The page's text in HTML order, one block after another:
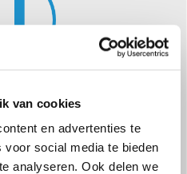
van cookies
en advertenties te
social media te bieden
analyseren. Ook delen we
BESTURING
met een multifunctioneel
met LCD-scherm.